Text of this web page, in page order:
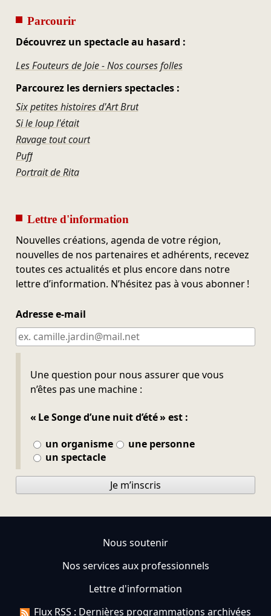
Parcourir
Découvrez un spectacle au hasard :
Les Fouteurs de Joie - Nos courses folles
Parcourez les derniers spectacles :
Six petites histoires d'Art Brut
Si le loup l'était
Ravage tout court
Puff
Portrait de Rita
Lettre d'information
Nouvelles créations, agenda de votre région,
nouvelles de nos partenaires et adhérents, recevez
toutes ces actualités et plus encore dans notre
lettre d’information. N’hésitez pas à vous abonner !
Adresse e-mail
Une question pour nous assurer que vous
n’êtes pas une machine :
« Le Songe d’une nuit d’été » est :
un organisme
une personne
un spectacle
Ne pas remplir
Je m’inscris
Nous soutenir
Nos services aux professionnels
Lettre d'information
Flux RSS : Dernières programmations archivées